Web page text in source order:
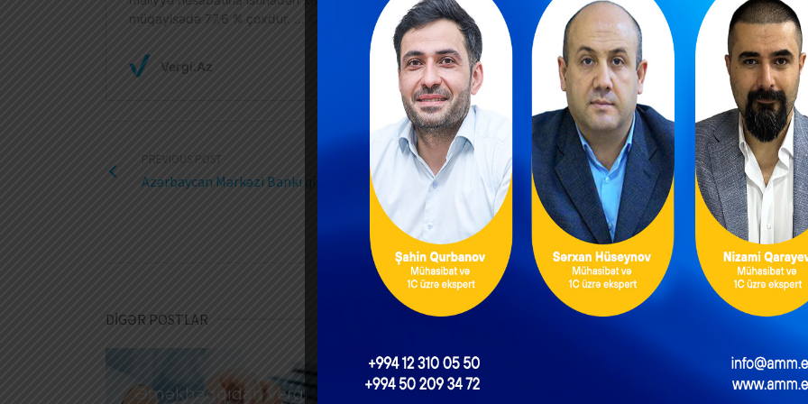
PREVIOUS POST
Azərbaycan Mərkəzi Bankı qiymətli kağızların buraxılışını artırıb
NEXT POST
Kimlərə və nə qədər əlavə məzuniyyət verilir?
DİGƏR POSTLAR
Əməkhaqqıdan vergi
ƏDV ödəyicilərinə